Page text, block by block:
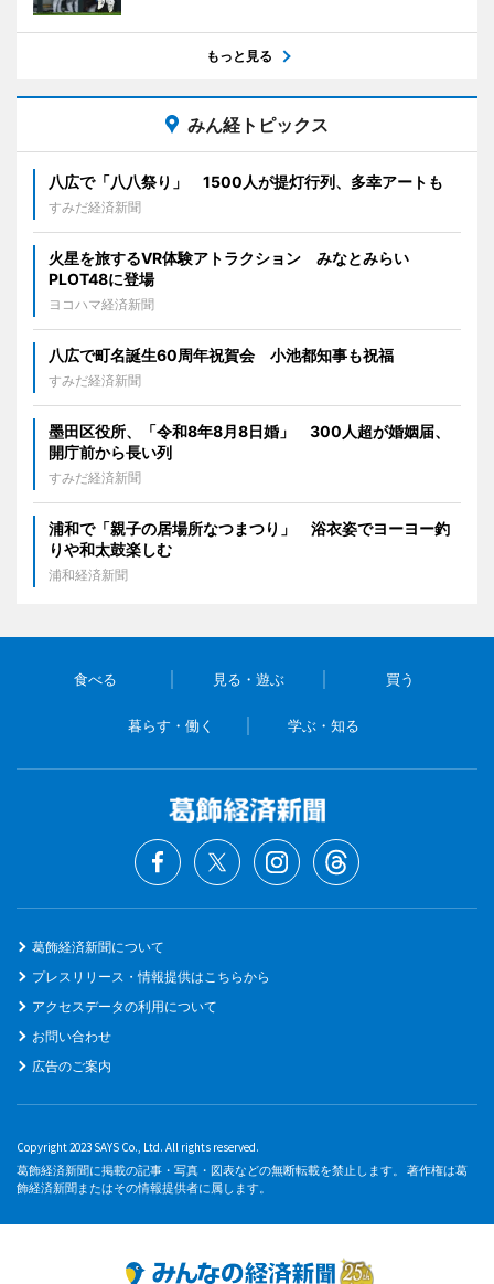
もっと見る
みん経トピックス
八広で「八八祭り」 1500人が提灯行列、多幸アートも
すみだ経済新聞
火星を旅するVR体験アトラクション みなとみらい
PLOT48に登場
ヨコハマ経済新聞
八広で町名誕生60周年祝賀会 小池都知事も祝福
すみだ経済新聞
墨田区役所、「令和8年8月8日婚」 300人超が婚姻届、
開庁前から長い列
すみだ経済新聞
浦和で「親子の居場所なつまつり」 浴衣姿でヨーヨー釣
りや和太鼓楽しむ
浦和経済新聞
食べる 見る・遊ぶ 買う
暮らす・働く 学ぶ・知る
葛飾経済新聞について
プレスリリース・情報提供はこちらから
アクセスデータの利用について
お問い合わせ
広告のご案内
Copyright 2023 SAYS Co., Ltd. All rights reserved.
葛飾経済新聞に掲載の記事・写真・図表などの無断転載を禁止します。 著作権は葛
飾経済新聞またはその情報提供者に属します。